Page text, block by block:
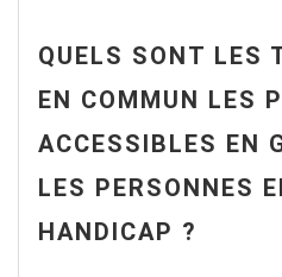
QUELS SONT LES
EN COMMUN LES
ACCESSIBLES EN
LES PERSONNES
HANDICAP ?